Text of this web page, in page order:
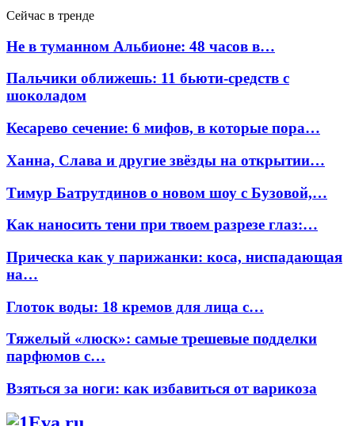
Сейчас в тренде
Не в туманном Альбионе: 48 часов в…
Пальчики оближешь: 11 бьюти-средств с
шоколадом
Кесарево сечение: 6 мифов, в которые пора…
Ханна, Слава и другие звёзды на открытии…
Тимур Батрутдинов о новом шоу с Бузовой,…
Как наносить тени при твоем разрезе глаз:…
Прическа как у парижанки: коса, ниспадающая
на…
Глоток воды: 18 кремов для лица с…
Тяжелый «люск»: самые трешевые подделки
парфюмов с…
Взяться за ноги: как избавиться от варикоза